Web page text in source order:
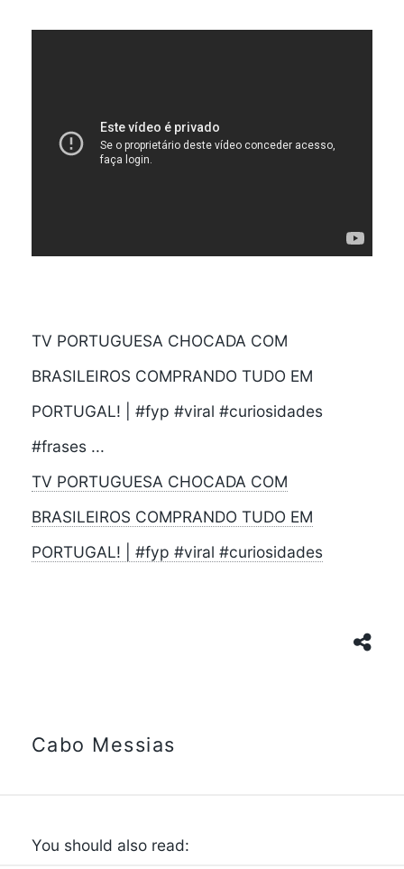
TV PORTUGUESA CHOCADA COM
BRASILEIROS COMPRANDO TUDO EM
PORTUGAL! | #fyp #viral #curiosidades
#frases ...
TV PORTUGUESA CHOCADA COM
BRASILEIROS COMPRANDO TUDO EM
PORTUGAL! | #fyp #viral #curiosidades
Cabo Messias
You should also read: